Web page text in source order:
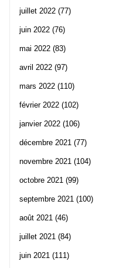
juillet 2022 (77)
juin 2022 (76)
mai 2022 (83)
avril 2022 (97)
mars 2022 (110)
février 2022 (102)
janvier 2022 (106)
décembre 2021 (77)
novembre 2021 (104)
octobre 2021 (99)
septembre 2021 (100)
août 2021 (46)
juillet 2021 (84)
juin 2021 (111)